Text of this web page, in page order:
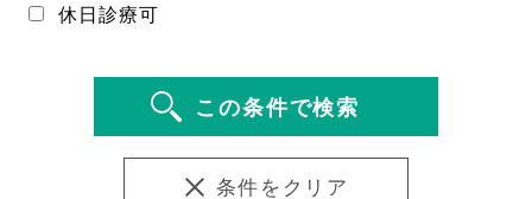
休日診療可